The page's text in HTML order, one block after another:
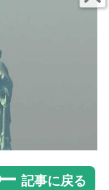
記事に戻る